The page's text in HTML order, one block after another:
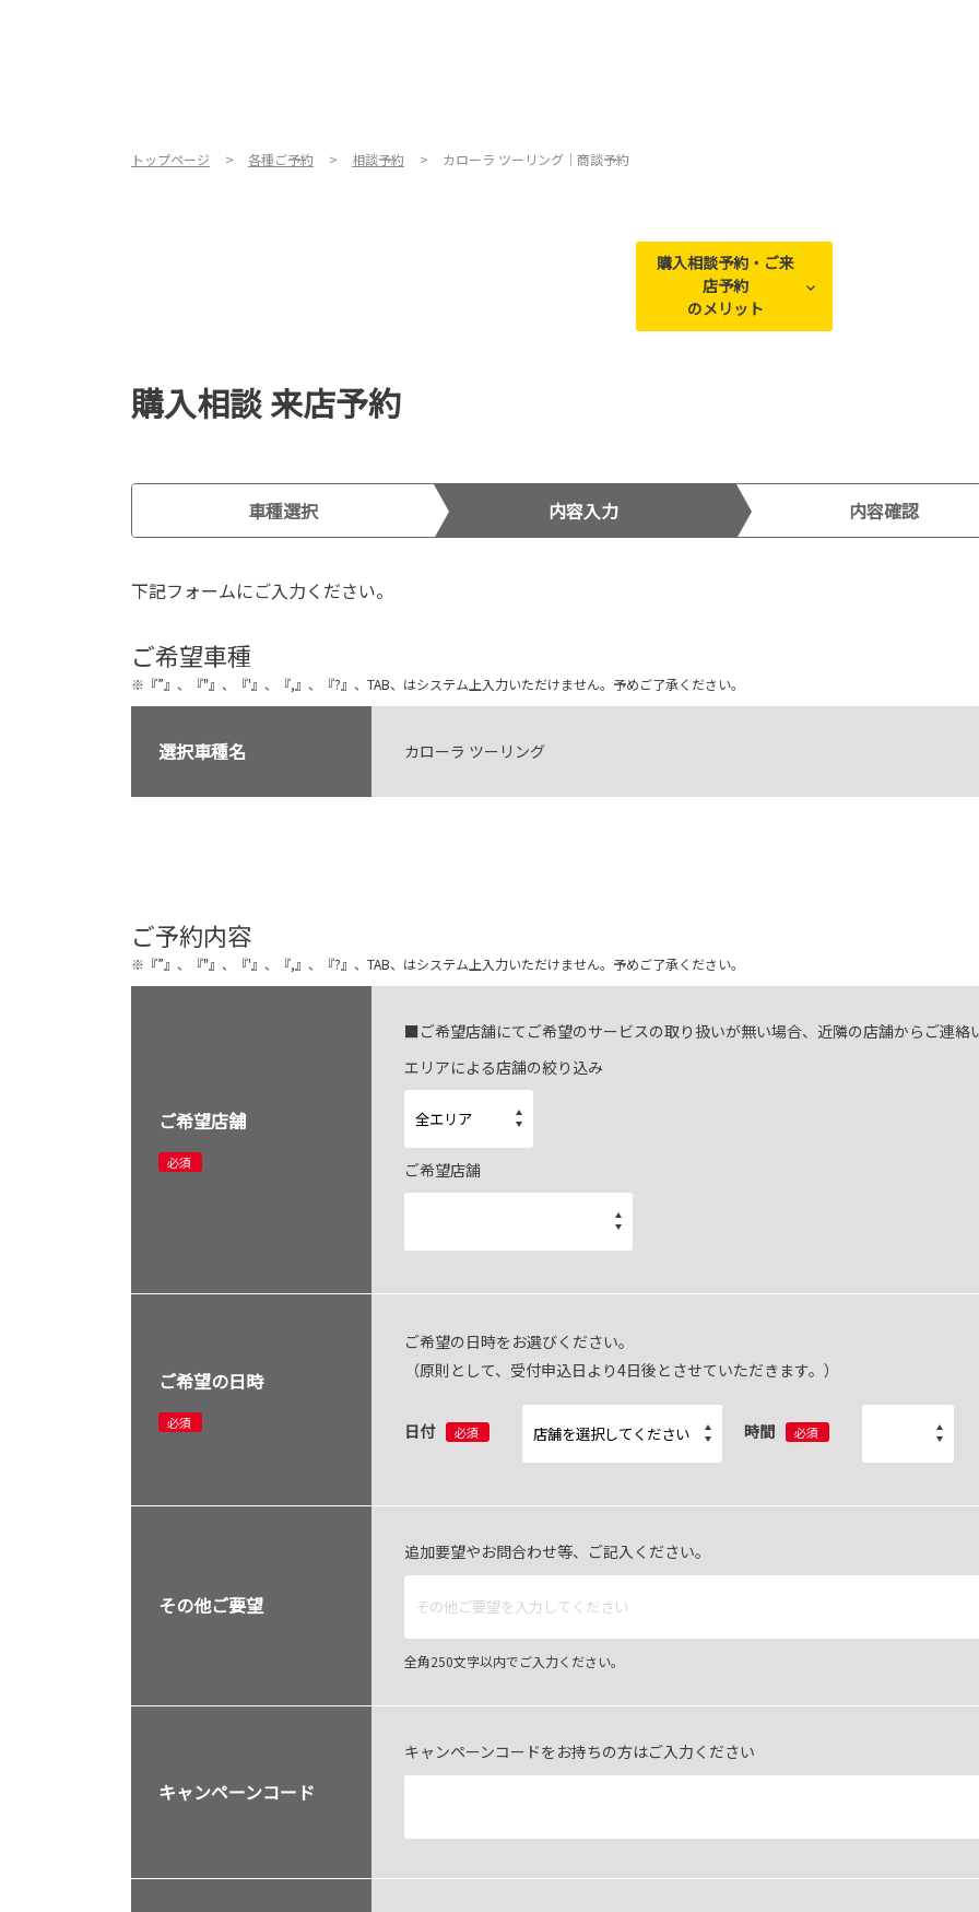
トップページ 各種ご予約 相談予約 カローラ ツーリング｜商談予約
購入相談予約・ご来
店予約
のメリット
購入相談 来店予約
車種選択 内容入力 内容確認
下記フォームにご入力ください。
ご希望車種
※『”』、『"』、『'』、『,』、『?』、TAB、はシステム上入力いただけません。予めご了承ください。
選択車種名 カローラ ツーリング
ご予約内容
※『”』、『"』、『'』、『,』、『?』、TAB、はシステム上入力いただけません。予めご了承ください。
ご希望店舗
必須
■ご希望店舗にてご希望のサービスの取り扱いが無い場合、近隣の店舗からご連絡
エリアによる店舗の絞り込み
ご希望店舗
ご希望の日時
必須
ご希望の日時をお選びください。
（原則として、受付申込日より4日後とさせていただきます。）
日付 必須 時間 必須
その他ご要望
追加要望やお問合わせ等、ご記入ください。
全角250文字以内でご入力ください。
キャンペーンコード
キャンペーンコードをお持ちの方はご入力ください